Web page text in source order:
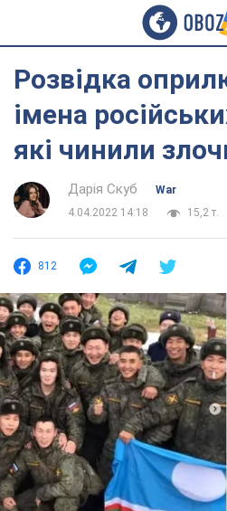
Розвідка
імена
які чинили
Дарія Скуб
War
4.04.2022 14:18
15,2 т.
812